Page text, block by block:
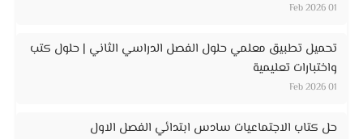
01 Feb 2026
تحميل تطبيق معلمي حلول الفصل الدراسي الثاني | حلول كتب
واختبارات تعليمية
01 Feb 2026
حل كتاب الاجتماعيات سادس ابتدائي الفصل الاول